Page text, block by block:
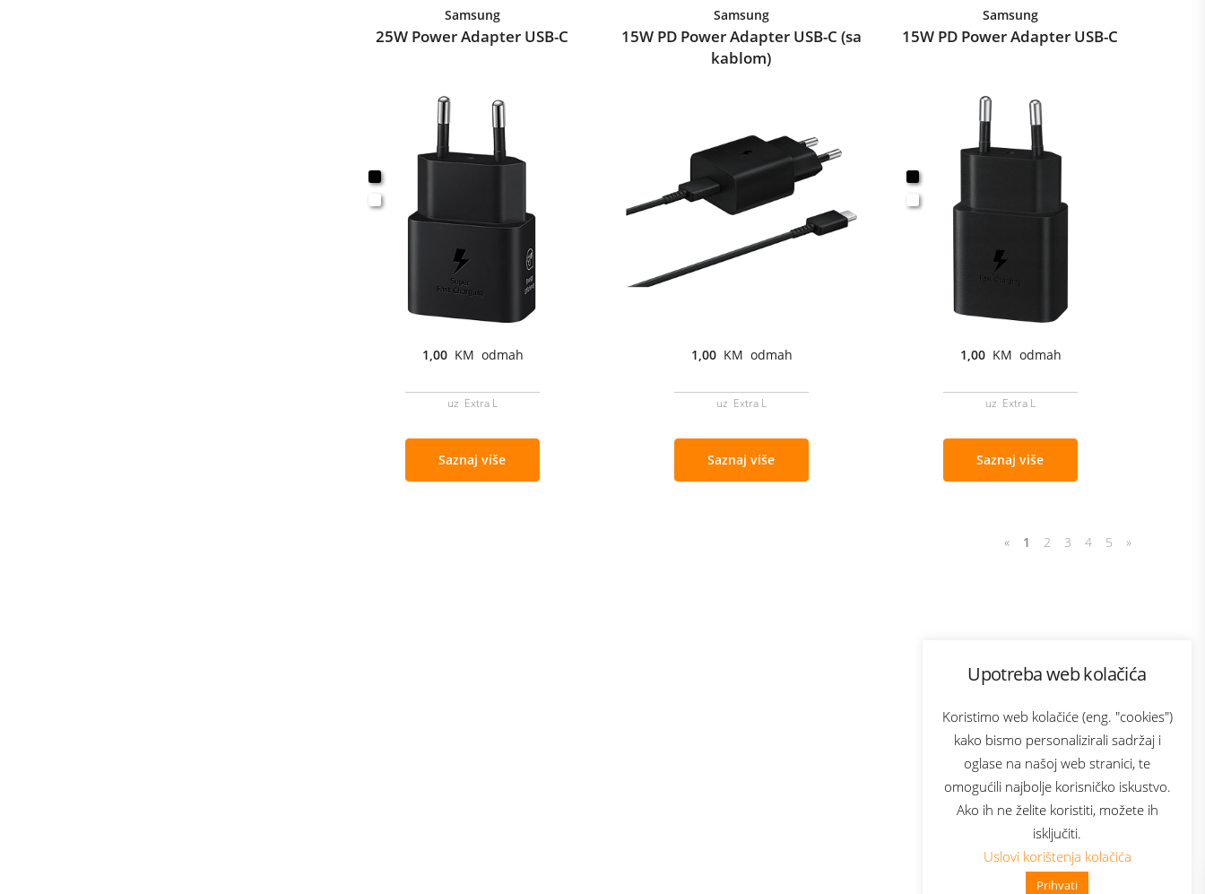
Upotreba web kolačića
Koristimo web kolačiće (eng. "cookies")
kako bismo personalizirali sadržaj i
oglase na našoj web stranici, te
omogućili najbolje korisničko iskustvo.
Ako ih ne želite koristiti, možete ih
isključiti.
Uslovi korištenja kolačića
Prihvati
👋 Zdravo, kako mogu pomoći?
Samsung
25W Power Adapter USB-C
1,00 KM odmah
uz Extra L
Saznaj više
Samsung
15W PD Power Adapter USB-C (sa
kablom)
1,00 KM odmah
uz Extra L
Saznaj više
Samsung
15W PD Power Adapter USB-C
1,00 KM odmah
uz Extra L
Saznaj više
« 1 2 3 4 5 »
Bonus plus
Prijava za newsletter